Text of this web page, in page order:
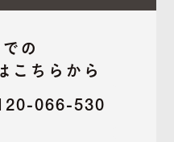
の
こちらから
066-530